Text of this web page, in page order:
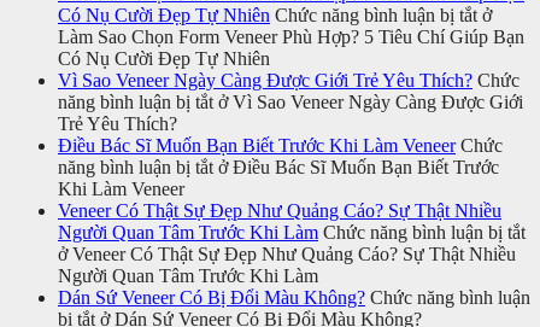
Có Nụ Cười Đẹp Tự Nhiên Chức năng bình luận bị tắt ở
Làm Sao Chọn Form Veneer Phù Hợp? 5 Tiêu Chí Giúp Bạn
Có Nụ Cười Đẹp Tự Nhiên
Vì Sao Veneer Ngày Càng Được Giới Trẻ Yêu Thích? Chức
năng bình luận bị tắt ở Vì Sao Veneer Ngày Càng Được Giới
Trẻ Yêu Thích?
Điều Bác Sĩ Muốn Bạn Biết Trước Khi Làm Veneer Chức
năng bình luận bị tắt ở Điều Bác Sĩ Muốn Bạn Biết Trước
Khi Làm Veneer
Veneer Có Thật Sự Đẹp Như Quảng Cáo? Sự Thật Nhiều
Người Quan Tâm Trước Khi Làm Chức năng bình luận bị tắt
ở Veneer Có Thật Sự Đẹp Như Quảng Cáo? Sự Thật Nhiều
Người Quan Tâm Trước Khi Làm
Dán Sứ Veneer Có Bị Đổi Màu Không? Chức năng bình luận
bị tắt ở Dán Sứ Veneer Có Bị Đổi Màu Không?